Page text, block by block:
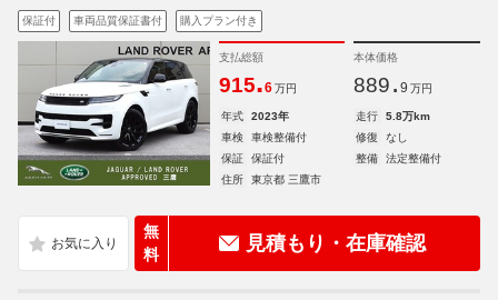
保証付 車両品質保証書付 購入プラン付き
支払総額
915.6 万円
本体価格
889. 9 万円
年式 2023年 走行
5.8万km
車検
車検整備付 修復
なし
保証
保証付 整備
法定整備付
住所
東京都 三鷹市
無
料
見積もり・在庫確認